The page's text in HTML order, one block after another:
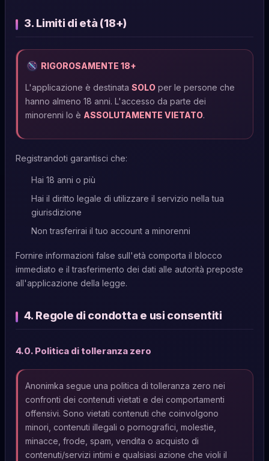
3. Limiti di età (18+)
RIGOROSAMENTE 18+
L'applicazione è destinata SOLO per le persone che
hanno almeno 18 anni. L'accesso da parte dei
minorenni lo è ASSOLUTAMENTE VIETATO.
Registrandoti garantisci che:
Hai 18 anni o più
Hai il diritto legale di utilizzare il servizio nella tua
giurisdizione
Non trasferirai il tuo account a minorenni
Fornire informazioni false sull'età comporta il blocco
immediato e il trasferimento dei dati alle autorità preposte
all'applicazione della legge.
4. Regole di condotta e usi consentiti
4.0. Politica di tolleranza zero
Anonimka segue una politica di tolleranza zero nei
confronti dei contenuti vietati e dei comportamenti
offensivi. Sono vietati contenuti che coinvolgono
minori, contenuti illegali o pornografici, molestie,
minacce, frode, spam, vendita o acquisto di
contenuti/servizi intimi e qualsiasi azione che violi il